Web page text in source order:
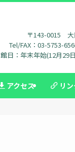
アクセス リン
〒143-0015 大
Tel/FAX：03-5753-
日：年末年始(12月29